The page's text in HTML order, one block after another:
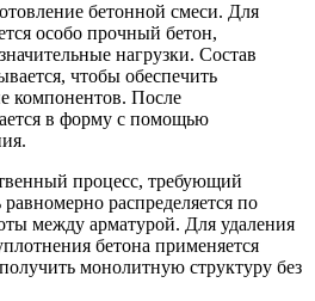
бетонной смеси. Для
особо прочный бетон,
нагрузки. Состав
чтобы обеспечить
компонентов. После
в форму с помощью
процесс, требующий
распределяется по
между арматурой. Для удаления
бетона применяется
монолитную структуру без